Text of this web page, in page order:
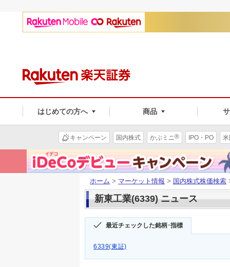
はじめての方へ 商品
キャンペーン 国内株式 かぶミニ® IPO・PO
ホーム > マーケット情報 > 国内株式株価検索
新東工業(6339) ニュース
最近チェックした銘柄･指標
6339(東証)